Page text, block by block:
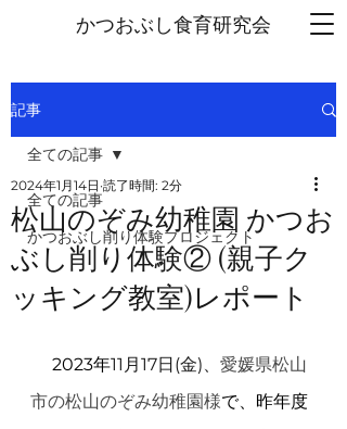
かつおぶし食育研究会
記事
全ての記事
かつおぶし削り体験プロジェクト
全ての記事
松山のぞみ幼稚園 かつお
ぶし削り体験② (親子ク
ッキング教室)レポート
2024年1月14日 読了時間: 2分
2023年11月17日(金)、 愛媛県松山
市の松山のぞみ幼稚園様で、昨年度